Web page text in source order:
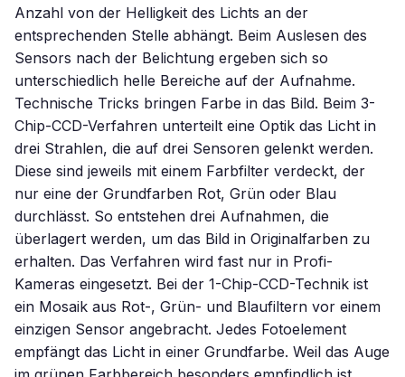
Anzahl von der Helligkeit des Lichts an der
entsprechenden Stelle abhängt. Beim Auslesen des
Sensors nach der Belichtung ergeben sich so
unterschiedlich helle Bereiche auf der Aufnahme.
Technische Tricks bringen Farbe in das Bild. Beim 3-
Chip-CCD-Verfahren unterteilt eine Optik das Licht in
drei Strahlen, die auf drei Sensoren gelenkt werden.
Diese sind jeweils mit einem Farbfilter verdeckt, der
nur eine der Grundfarben Rot, Grün oder Blau
durchlässt. So entstehen drei Aufnahmen, die
überlagert werden, um das Bild in Originalfarben zu
erhalten. Das Verfahren wird fast nur in Profi-
Kameras eingesetzt. Bei der 1-Chip-CCD-Technik ist
ein Mosaik aus Rot-, Grün- und Blaufiltern vor einem
einzigen Sensor angebracht. Jedes Fotoelement
empfängt das Licht in einer Grundfarbe. Weil das Auge